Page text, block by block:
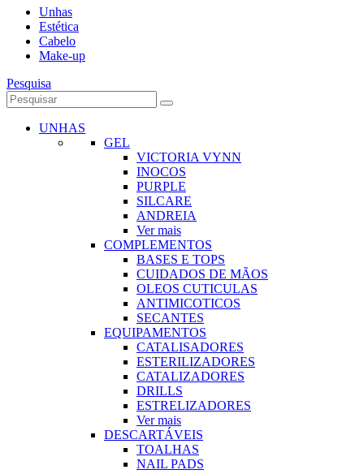
Unhas
Estética
Cabelo
Make-up
Pesquisa
UNHAS
GEL
VICTORIA VYNN
INOCOS
PURPLE
SILCARE
ANDREIA
Ver mais
COMPLEMENTOS
BASES E TOPS
CUIDADOS DE MÃOS
OLEOS CUTICULAS
ANTIMICOTICOS
SECANTES
EQUIPAMENTOS
CATALISADORES
ESTERILIZADORES
CATALIZADORES
DRILLS
ESTRELIZADORES
Ver mais
DESCARTÁVEIS
TOALHAS
NAIL PADS